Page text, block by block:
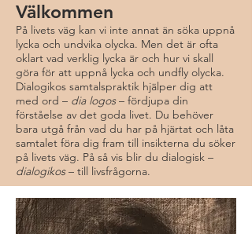
Välkommen
På livets väg kan vi inte annat än söka uppnå
lycka och undvika olycka. Men det är ofta
oklart vad verklig lycka är och hur vi skall
göra för att uppnå lycka och undfly olycka.
Dialogikos samtalspraktik hjälper dig att
med ord – dia logos– fördjupa din
förståelse av det goda livet. Du behöver
bara utgå från vad du har på hjärtat och låta
samtalet föra dig fram till insikterna du söker
på livets väg. På så vis blir du dialogisk –
dialogikos– till livsfrågorna.